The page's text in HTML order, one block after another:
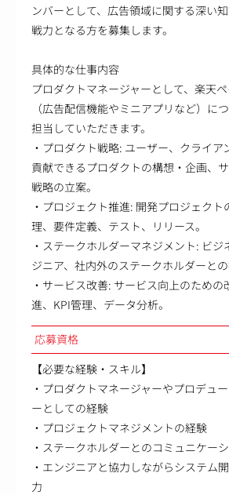
ンバーとして、広告領域に関する深い
戦力となる方を募集します。
具体的な仕事内容
プロダクトマネージャーとして、楽天
（広告配信機能やミニアプリなど）に
担当していただきます。
・プロダクト戦略: ユーザー、クライア
貢献できるプロダクトの構想・企画、
戦略の立案。
・プロジェクト推進: 開発プロジェク
理、要件定義、テスト、リリース。
・ステークホルダーマネジメント: ビジ
ジニア、社内外のステークホルダーとの
・サービス改善: サービス向上のため
進、KPI管理、データ分析。
応募資格
【必要な経験・スキル】
・プロダクトマネージャーやプロデュ
ーとしての経験
・プロジェクトマネジメントの経験
・ステークホルダーとのコミュニケー
・エンジニアと協力しながらシステム
力